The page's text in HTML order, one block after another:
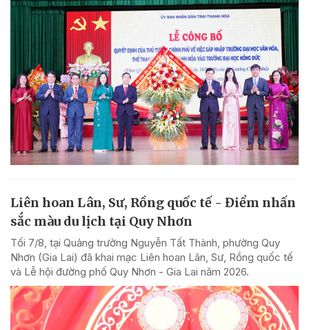
Liên hoan Lân, Sư, Rồng quốc tế - Điểm nhấn
sắc màu du lịch tại Quy Nhơn
Tối 7/8, tại Quảng trường Nguyễn Tất Thành, phường Quy
Nhơn (Gia Lai) đã khai mạc Liên hoan Lân, Sư, Rồng quốc tế
và Lễ hội đường phố Quy Nhơn - Gia Lai năm 2026.